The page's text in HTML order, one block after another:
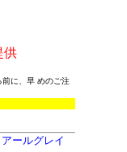
供
に、早 めのご注
ールグレイ